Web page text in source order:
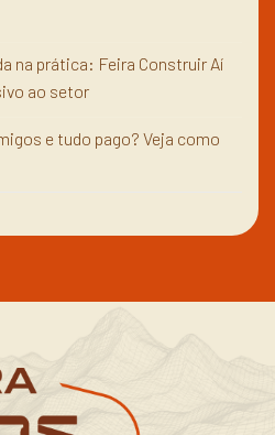
na prática: Feira Construir Aí
ao setor
e tudo pago? Veja como